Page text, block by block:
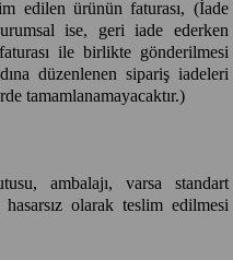
edilen ürünün faturası, (İade
ise, geri iade ederken
ile birlikte gönderilmesi
düzenlenen sipariş iadeleri
tamamlanamayacaktır.)
ambalajı, varsa standart
olarak teslim edilmesi